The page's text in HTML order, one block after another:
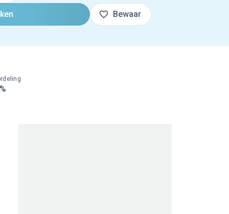
Bewaar